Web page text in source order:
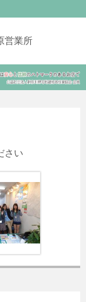
営業所
さい